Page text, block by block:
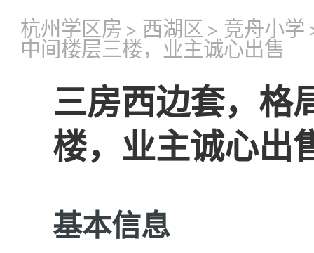
杭州学区房 > 西湖区 > 竞舟小学
中间楼层三楼，业主诚心出售
三房西边套，格
楼，业主诚心出
基本信息